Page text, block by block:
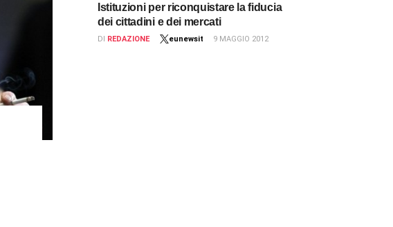
Istituzioni per riconquistare la fiducia
dei cittadini e dei mercati
DI REDAZIONE eunewsit 9 MAGGIO 2012